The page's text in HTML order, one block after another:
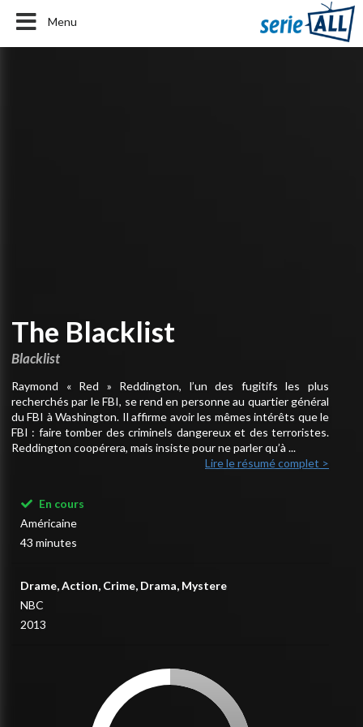
Menu
The Blacklist
Blacklist
Raymond « Red » Reddington, l’un des fugitifs les plus
recherchés par le FBI, se rend en personne au quartier général
du FBI à Washington. Il affirme avoir les mêmes intérêts que le
FBI : faire tomber des criminels dangereux et des terroristes.
Reddington coopérera, mais insiste pour ne parler qu’à ...
Lire le résumé complet >
En cours
Américaine
43 minutes
Drame, Action, Crime, Drama, Mystere
NBC
2013